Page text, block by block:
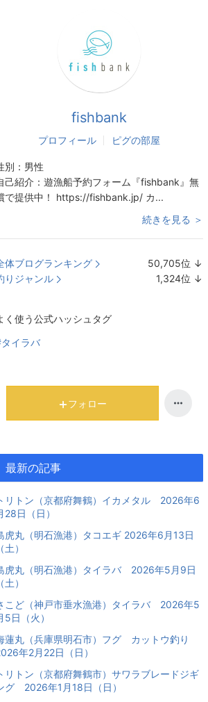
fishbank
プロフィール ピグの部屋
別： 男性
己紹介： 遊漁船予約フォーム『fishbank』無
で提供中！ https://fishbank.jp/ カ...
続きを見る ＞
体ブログランキング 50,705位 ↓
りジャンル 1,324位 ↓
く使う公式ハッシュタグ
イラバ
フォロー
最新の記事
リトン（京都府舞鶴）イカメタル 2026年6
28日（日）
虎丸（明石漁港）タコエギ 2026年6月13日
（土）
虎丸（明石漁港）タイラバ 2026年5月9日
（土）
こど（神戸市垂水漁港）タイラバ 2026年5
5日（火）
蓮丸（兵庫県明石市）フグ カットウ釣り
年2月22日（日）
リトン（京都府舞鶴市）サワラブレードジギ
グ 2026年1月18日（日）